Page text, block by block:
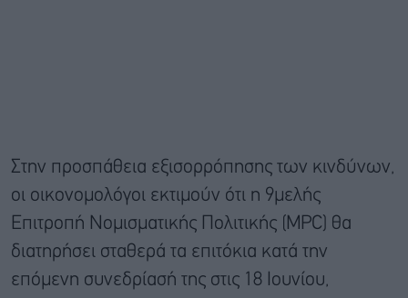
Στην προσπάθεια εξισορρόπησης των κινδύνων,
οι οικονομολόγοι εκτιμούν ότι η 9μελής
Επιτροπή Νομισματικής Πολιτικής (MPC) θα
διατηρήσει σταθερά τα επιτόκια κατά την
επόμενη συνεδρίασή της στις 18 Ιουνίου,